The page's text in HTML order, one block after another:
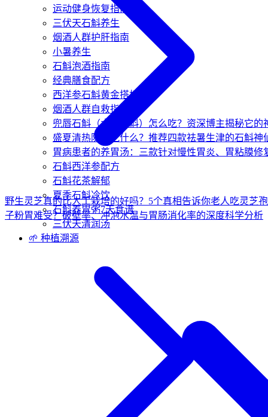
运动健身恢复指南
三伏天石斛养生
烟酒人群护肝指南
小暑养生
石斛泡酒指南
经典膳食配方
西洋参石斛黄金搭档
烟酒人群自救指南
兜唇石斛（水草石斛）怎么吃？资深博主揭秘它的
盛夏清热防暑吃什么？推荐四款祛暑生津的石斛神
胃病患者的养胃汤：三款针对慢性胃炎、胃粘膜修
石斛西洋参配方
石斛花茶解郁
夏季石斛冷饮
石斛养胃粥7天食谱
三伏天清润汤
🌱 种植溯源
野生灵芝真的比人工栽培的好吗？5个真相告诉你老人吃灵芝孢
子粉胃难受？破壁率、冲泡水温与胃肠消化率的深度科学分析